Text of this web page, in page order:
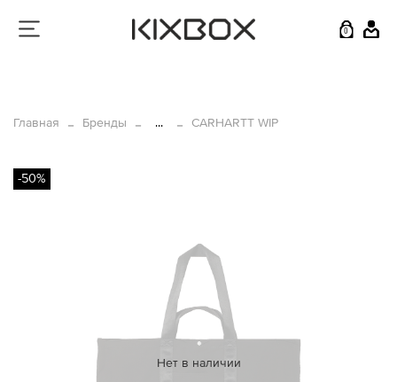
0
Главная Бренды ... CARHARTT WIP
Нет в наличии
-50%